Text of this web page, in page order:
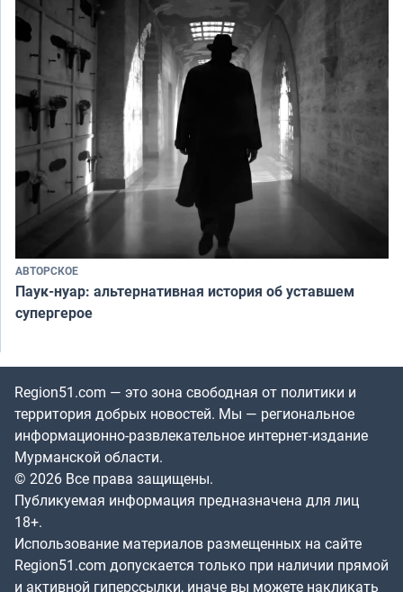
АВТОРСКОЕ
Паук-нуар: альтернативная история об уставшем
супергерое
Region51.com — это зона свободная от политики и
территория добрых новостей. Мы — региональное
информационно-развлекательное интернет-издание
Мурманской области.
© 2026 Все права защищены.
Публикуемая информация предназначена для лиц
18+.
Использование материалов размещенных на сайте
Region51.com допускается только при наличии прямой
и активной гиперссылки, иначе вы можете накликать